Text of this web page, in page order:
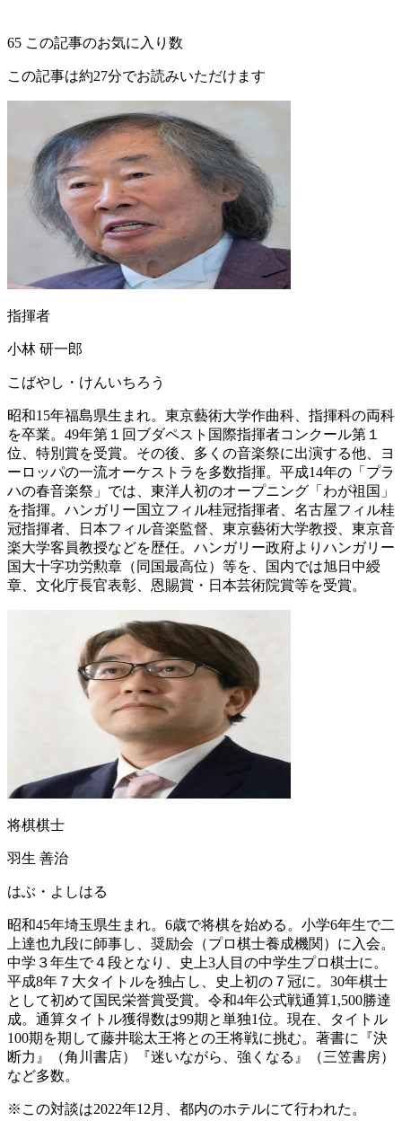
65 この記事のお気に入り数
この記事は約27分でお読みいただけます
指揮者
小林 研一郎
こばやし・けんいちろう
昭和15年福島県生まれ。東京藝術大学作曲科、指揮科の両科
を卒業。49年第１回ブダペスト国際指揮者コンクール第１
位、特別賞を受賞。その後、多くの音楽祭に出演する他、ヨ
ーロッパの一流オーケストラを多数指揮。平成14年の「プラ
ハの春音楽祭」では、東洋人初のオープニング「わが祖国」
を指揮。ハンガリー国立フィル桂冠指揮者、名古屋フィル桂
冠指揮者、日本フィル音楽監督、東京藝術大学教授、東京音
楽大学客員教授などを歴任。ハンガリー政府よりハンガリー
国大十字功労勲章（同国最高位）等を、国内では旭日中綬
章、文化庁長官表彰、恩賜賞・日本芸術院賞等を受賞。
将棋棋士
羽生 善治
はぶ・よしはる
昭和45年埼玉県生まれ。6歳で将棋を始める。小学6年生で二
上達也九段に師事し、奨励会（プロ棋士養成機関）に入会。
中学３年生で４段となり、史上3人目の中学生プロ棋士に。
平成8年７大タイトルを独占し、史上初の７冠に。30年棋士
として初めて国民栄誉賞受賞。令和4年公式戦通算1,500勝達
成。通算タイトル獲得数は99期と単独1位。現在、タイトル
100期を期して藤井聡太王将との王将戦に挑む。著書に『決
断力』（角川書店）『迷いながら、強くなる』（三笠書房）
など多数。
※この対談は2022年12月、都内のホテルにて行われた。